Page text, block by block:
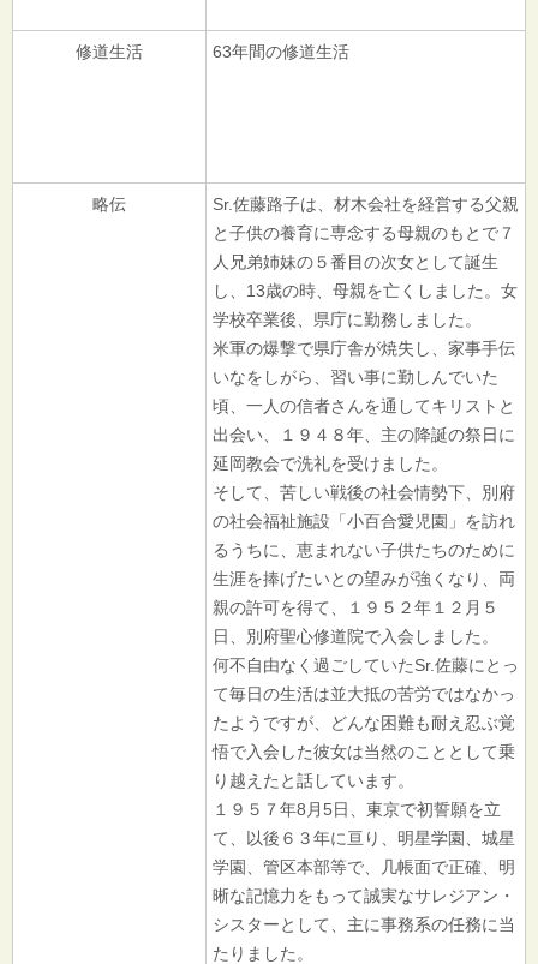
修道生活 63年間の修道生活
略伝
Sr.佐藤路子は、材木会社を経営する父親
と子供の養育に専念する母親のもとで７
人兄弟姉妹の５番目の次女として誕生
し、13歳の時、母親を亡くしました。女
学校卒業後、県庁に勤務しました。
米軍の爆撃で県庁舎が焼失し、家事手伝
いなをしがら、習い事に勤しんでいた
頃、一人の信者さんを通してキリストと
出会い、１９４８年、主の降誕の祭日に
延岡教会で洗礼を受けました。
そして、苦しい戦後の社会情勢下、別府
の社会福祉施設「小百合愛児園」を訪れ
るうちに、恵まれない子供たちのために
生涯を捧げたいとの望みが強くなり、両
親の許可を得て、１９５２年１２月５
日、別府聖心修道院で入会しました。
何不自由なく過ごしていたSr.佐藤にとっ
て毎日の生活は並大抵の苦労ではなかっ
たようですが、どんな困難も耐え忍ぶ覚
悟で入会した彼女は当然のこととして乗
り越えたと話しています。
１９５７年8月5日、東京で初誓願を立
て、以後６３年に亘り、明星学園、城星
学園、管区本部等で、几帳面で正確、明
晰な記憶力をもって誠実なサレジアン・
シスターとして、主に事務系の任務に当
たりました。